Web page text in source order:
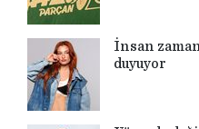
İnsan
duyuyor